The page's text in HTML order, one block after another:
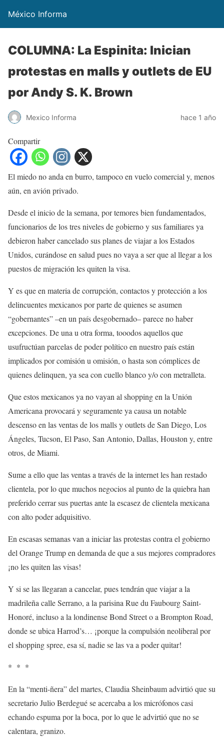
México Informa
COLUMNA: La Espinita: Inician
protestas en malls y outlets de EU
por Andy S. K. Brown
Mexico Informa hace 1 año
Compartir
El miedo no anda en burro, tampoco en vuelo comercial y, menos
aún, en avión privado.
Desde el inicio de la semana, por temores bien fundamentados,
funcionarios de los tres niveles de gobierno y sus familiares ya
debieron haber cancelado sus planes de viajar a los Estados
Unidos, curándose en salud pues no vaya a ser que al llegar a los
puestos de migración les quiten la visa.
Y es que en materia de corrupción, contactos y protección a los
delincuentes mexicanos por parte de quienes se asumen
“gobernantes” –en un país desgobernado– parece no haber
excepciones. De una u otra forma, tooodos aquellos que
usufructúan parcelas de poder político en nuestro país están
implicados por comisión u omisión, o hasta son cómplices de
quienes delinquen, ya sea con cuello blanco y/o con metralleta.
Que estos mexicanos ya no vayan al shopping en la Unión
Americana provocará y seguramente ya causa un notable
descenso en las ventas de los malls y outlets de San Diego, Los
Ángeles, Tucson, El Paso, San Antonio, Dallas, Houston y, entre
otros, de Miami.
Sume a ello que las ventas a través de la internet les han restado
clientela, por lo que muchos negocios al punto de la quiebra han
preferido cerrar sus puertas ante la escasez de clientela mexicana
con alto poder adquisitivo.
En escasas semanas van a iniciar las protestas contra el gobierno
del Orange Trump en demanda de que a sus mejores compradores
¡no les quiten las visas!
Y si se las llegaran a cancelar, pues tendrán que viajar a la
madrileña calle Serrano, a la parisina Rue du Faubourg Saint-
Honoré, incluso a la londinense Bond Street o a Brompton Road,
donde se ubica Harrod’s… ¡porque la compulsión neoliberal por
el shopping spree, esa sí, nadie se las va a poder quitar!
* * *
En la “menti-ñera” del martes, Claudia Sheinbaum advirtió que su
secretario Julio Berdegué se acercaba a los micrófonos casi
echando espuma por la boca, por lo que le advirtió que no se
calentara, granizo.